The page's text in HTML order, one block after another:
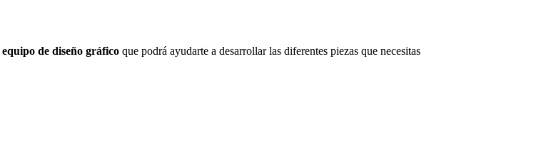
equipo de diseño gráficoque podrá ayudarte a desarrollar las diferentes piezas que necesitas